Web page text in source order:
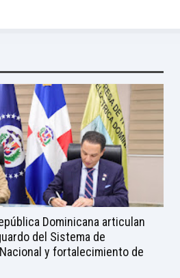
Dominicana articulan
del Sistema de
y fortalecimiento de